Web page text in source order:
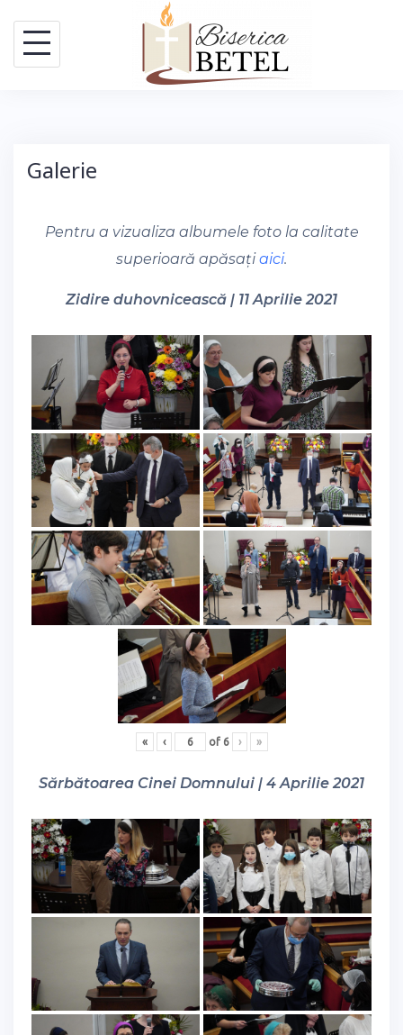
content
Galerie
Pentru a vizualiza albumele foto la calitate
superioară apăsațiaici.
Zidire duhovnicească | 11 Aprilie 2021
« ‹ of 6 › »
Sărbătoarea Cinei Domnului | 4 Aprilie 2021